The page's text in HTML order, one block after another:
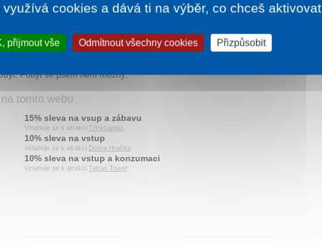
zdarma.
Rekreační poplatek 0,75 EUR/osoba a den,
Pobyt se psem není možný.
tomto webu
15% sleva na vsup a zábavu
Vztahuje se k atrakci TrickLandia
10% sleva na vstup
Vztahuje se k atrakci Dobra Hračka
10% sleva na vstup a konzumaci
Vztahuje se k atrakci Tatras Tower.
využívá cookies a dává ti na výběr, co chceš aktivovat
přijmout vše Odmítnout všechny cookies Přizpůsobit